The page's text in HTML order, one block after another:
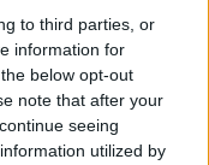
to third parties, or
information for
below opt-out
note that after your
seeing
utilized by
TechGear
Gaming